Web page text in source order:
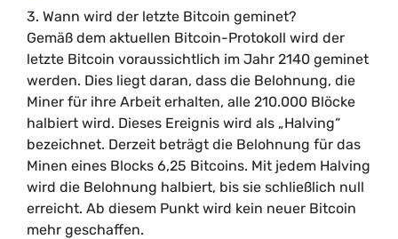
3. Wann wird der letzte Bitcoin geminet?
Gemäß dem aktuellen Bitcoin-Protokoll wird der
letzte Bitcoin voraussichtlich im Jahr 2140 geminet
werden. Dies liegt daran, dass die Belohnung, die
Miner für ihre Arbeit erhalten, alle 210.000 Blöcke
halbiert wird. Dieses Ereignis wird als „Halving“
bezeichnet. Derzeit beträgt die Belohnung für das
Minen eines Blocks 6,25 Bitcoins. Mit jedem Halving
wird die Belohnung halbiert, bis sie schließlich null
erreicht. Ab diesem Punkt wird kein neuer Bitcoin
mehr geschaffen.